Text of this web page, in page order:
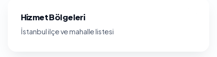
Hizmet Bölgeleri
İstanbul ilçe ve mahalle listesi